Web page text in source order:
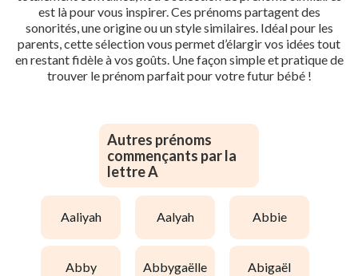
est là pour vous inspirer. Ces prénoms partagent des
sonorités, une origine ou un style similaires. Idéal pour les
parents, cette sélection vous permet d’élargir vos idées tout
en restant fidèle à vos goûts. Une façon simple et pratique de
trouver le prénom parfait pour votre futur bébé !
Autres prénoms
commençants par la
lettre A
aaliyah aalyah abbie
abby abbygaëlle abigaël